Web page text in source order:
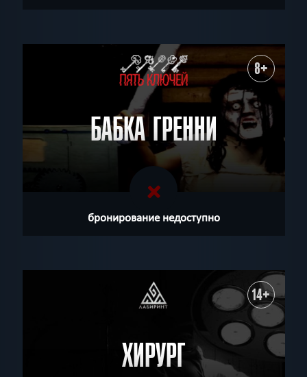
8+
БАБКА ГРЕННИ
бронирование недоступно
14+
ХИРУРГ